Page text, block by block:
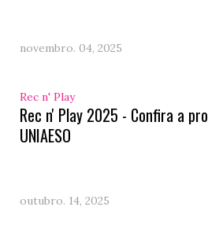
novembro. 04, 2025
Rec n' Play
Rec n' Play 2025 - Confira a
UNIAESO
outubro. 14, 2025